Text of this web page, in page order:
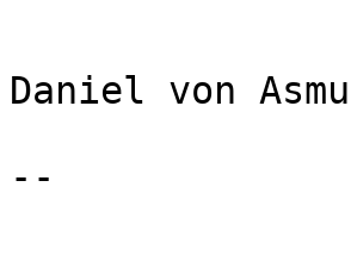
Daniel von
--